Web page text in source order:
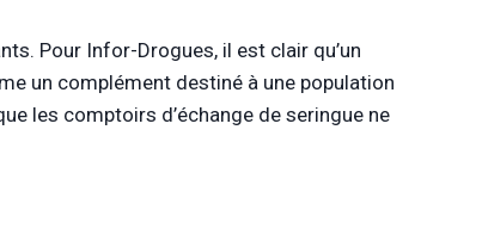
Pour Infor-Drogues, il est clair qu’un
un complément destiné à une population
les comptoirs d’échange de seringue ne